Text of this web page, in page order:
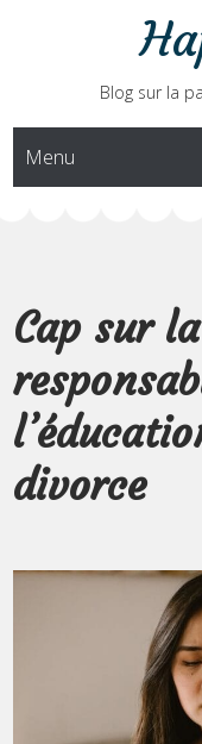
Blog sur la
Menu
Cap sur
divorce